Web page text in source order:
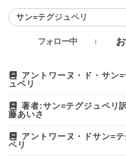
フォロー中
アントワーヌ・ド・サン
ュペリ
著者:サン=テグジュペリ
藤あいさ
アントワーヌ・ドサン=テ
ペリ